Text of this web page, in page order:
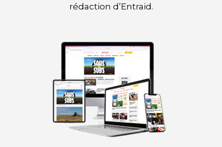
rédaction d’Entraid.